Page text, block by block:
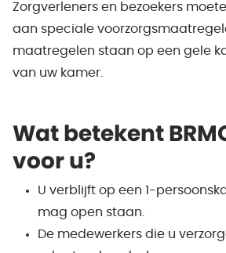
Zorgverleners en bezoekers
aan speciale
maatregelen staan op een gele
van uw kamer.
Wat betekent
voor u?
U verblijft op een 1-
mag open staan.
De medewerkers die u